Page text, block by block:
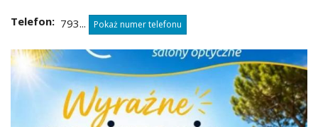
Telefon 793... Pokaż numer telefonu